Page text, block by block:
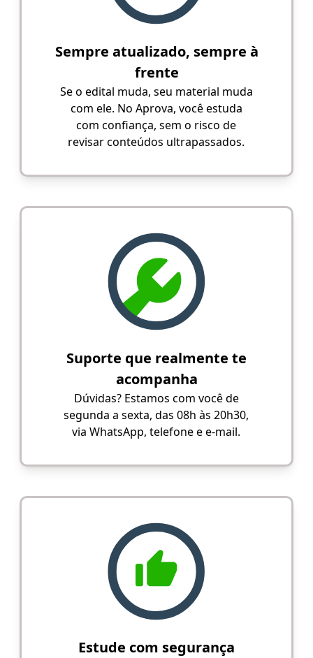
Sempre atualizado, sempre à
frente
Se o edital muda, seu material muda
com ele. No Aprova, você estuda
com confiança, sem o risco de
revisar conteúdos ultrapassados.
Suporte que realmente te
acompanha
Dúvidas? Estamos com você de
segunda a sexta, das 08h às 20h30,
via WhatsApp, telefone e e-mail.
Estude com segurança